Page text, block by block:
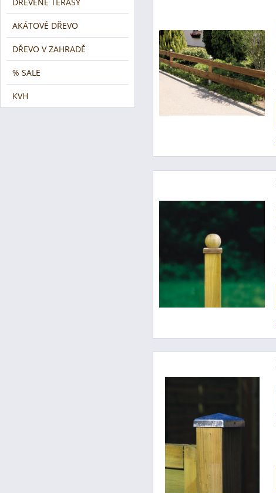
AKÁTOVÉ DŘEVO
DŘEVO V ZAHRADĚ
% SALE
KVH